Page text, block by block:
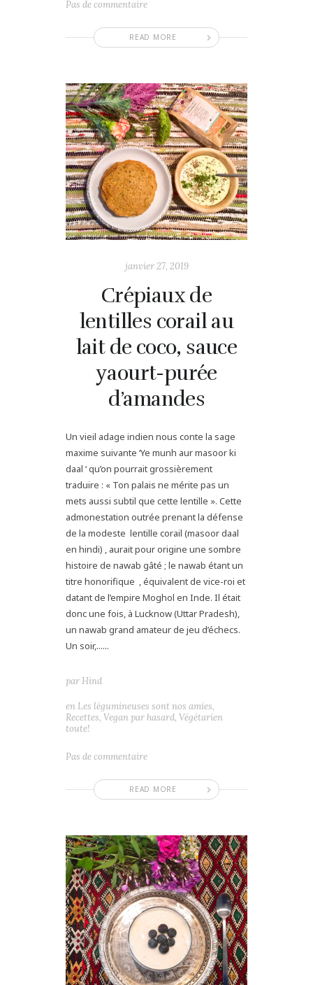
READ MORE
Pas de commentaire
janvier 27, 2019
Crépiaux de
lentilles corail au
lait de coco, sauce
yaourt-purée
d’amandes
Un vieil adage indien nous conte la sage
maxime suivante ‘Ye munh aur masoor ki
daal ‘ qu’on pourrait grossièrement
traduire : « Ton palais ne mérite pas un
mets aussi subtil que cette lentille ». Cette
admonestation outrée prenant la défense
de la modeste lentille corail (masoor daal
en hindi) , aurait pour origine une sombre
histoire de nawab gâté ; le nawab étant un
titre honorifique , équivalent de vice-roi et
datant de l’empire Moghol en Inde. Il était
donc une fois, à Lucknow (Uttar Pradesh),
un nawab grand amateur de jeu d’échecs.
Un soir,......
READ MORE
par Hind
en Les légumineuses sont nos amies,
Recettes, Vegan par hasard, Végétarien
toute!
Pas de commentaire